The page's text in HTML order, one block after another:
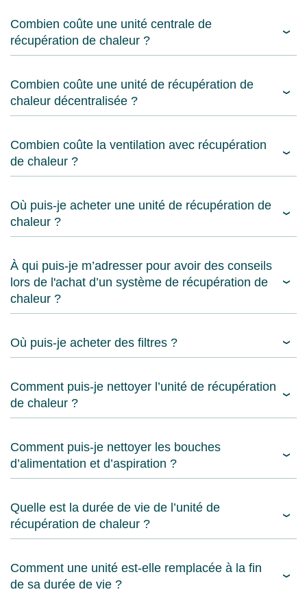
Combien coûte une unité centrale de
récupération de chaleur ?
Combien coûte une unité de récupération de
chaleur décentralisée ?
Combien coûte la ventilation avec récupération
de chaleur ?
Où puis-je acheter une unité de récupération de
chaleur ?
À qui puis-je m’adresser pour avoir des conseils
lors de l'achat d’un système de récupération de
chaleur ?
Où puis-je acheter des filtres ?
Comment puis-je nettoyer l’unité de récupération
de chaleur ?
Comment puis-je nettoyer les bouches
d’alimentation et d’aspiration ?
Quelle est la durée de vie de l’unité de
récupération de chaleur ?
Comment une unité est-elle remplacée à la fin
de sa durée de vie ?